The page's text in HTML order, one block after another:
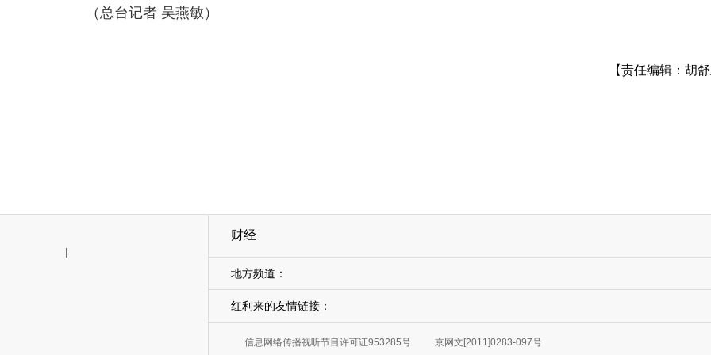
（总台记者 吴燕敏）
【责任编辑：胡
财经
地方频道：
红利来的友情链接：
信息网络传播视听节目许可证953285号 京网文[2011]0283-097号